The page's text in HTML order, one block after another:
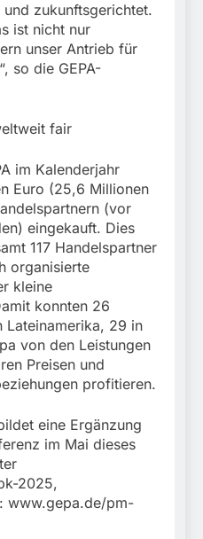
zukunftsgerichtet.
ist nicht nur
unser Antrieb für
so die GEPA-
fair
im Kalenderjahr
Euro (25,6 Millionen
(vor
eingekauft. Dies
117 Handelspartner
organisierte
kleine
konnten 26
Lateinamerika, 29 in
von den Leistungen
Preisen und
profitieren.
eine Ergänzung
im Mai dieses
2025,
www.gepa.de/pm-